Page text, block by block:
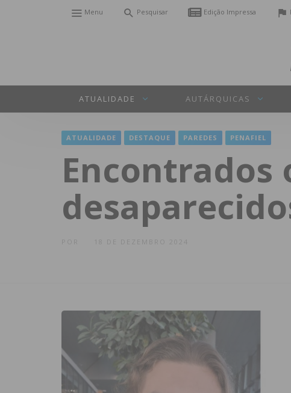
Menu Pesquisar Edição Impressa
ATUALIDADE AUTÁRQUICAS
ATUALIDADE DESTAQUE PAREDES PENAFIEL
Encontrados
18 DE DEZEMBRO 2024